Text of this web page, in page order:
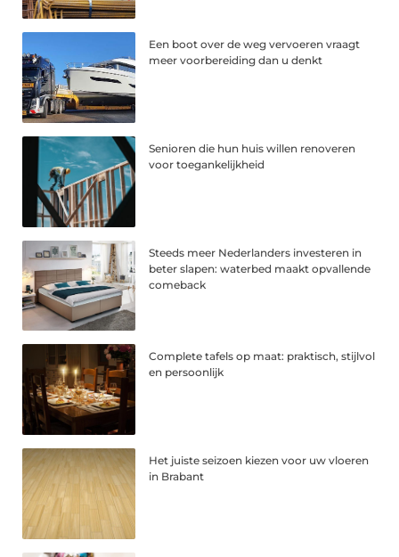
Een boot over de weg vervoeren vraagt
meer voorbereiding dan u denkt
Senioren die hun huis willen renoveren
voor toegankelijkheid
Steeds meer Nederlanders investeren in
beter slapen: waterbed maakt opvallende
comeback
Complete tafels op maat: praktisch, stijlvol
en persoonlijk
Het juiste seizoen kiezen voor uw vloeren
in Brabant